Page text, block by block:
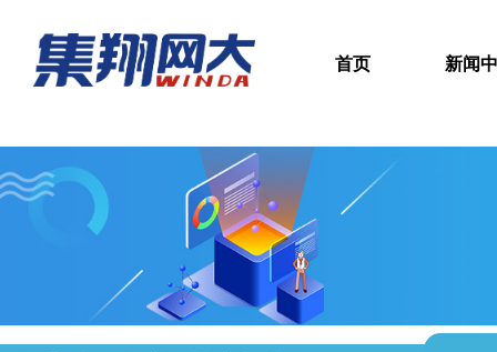
首页 新闻